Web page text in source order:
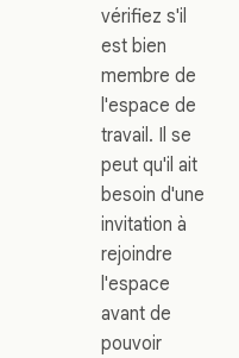
vérifiez s'il
est bien
membre de
l'espace de
travail. Il se
peut qu'il ait
besoin d'une
invitation à
rejoindre
l'espace
avant de
pouvoir